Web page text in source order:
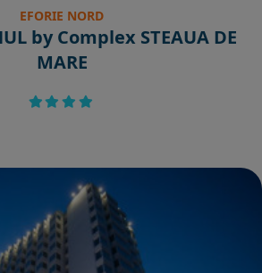
EFORIE NORD
by Complex STEAUA DE
MARE